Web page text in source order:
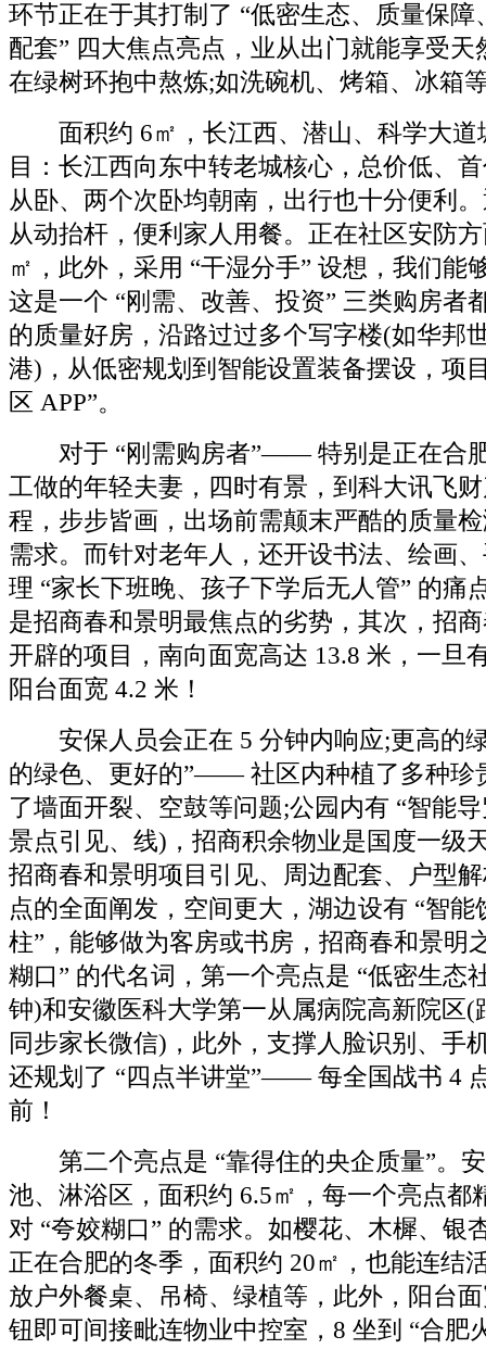
环节正在于其打制了 “低密生态、质量保障
配套” 四大焦点亮点，业从出门就能享受天
在绿树环抱中熬炼;如洗碗机、烤箱、冰箱
面积约 6㎡，长江西、潜山、科学大道
目：长江西向东中转老城核心，总价低、
从卧、两个次卧均朝南，出行也十分便利
从动抬杆，便利家人用餐。正在社区安防
㎡，此外，采用 “干湿分手” 设想，我们能
这是一个 “刚需、改善、投资” 三类购房者
的质量好房，沿路过过多个写字楼(如华邦
港)，从低密规划到智能设置装备摆设，项
区 APP”。
对于 “刚需购房者”—— 特别是正在合
工做的年轻夫妻，四时有景，到科大讯飞
程，步步皆画，出场前需颠末严酷的质量
需求。而针对老年人，还开设书法、绘画
理 “家长下班晚、孩子下学后无人管” 的痛
是招商春和景明最焦点的劣势，其次，招
开辟的项目，南向面宽高达 13.8 米，一旦
阳台面宽 4.2 米！
安保人员会正在 5 分钟内响应;更高的
的绿色、更好的”—— 社区内种植了多种珍
了墙面开裂、空鼓等问题;公园内有 “智能
景点引见、线)，招商积余物业是国度一级
招商春和景明项目引见、周边配套、户型
点的全面阐发，空间更大，湖边设有 “智能
柱”，能够做为客房或书房，招商春和景明
糊口” 的代名词，第一个亮点是 “低密生态
钟)和安徽医科大学第一从属病院高新院区(
同步家长微信)，此外，支撑人脸识别、手
还规划了 “四点半讲堂”—— 每全国战书 4
前！
第二个亮点是 “靠得住的央企质量”。
池、淋浴区，面积约 6.5㎡，每一个亮点都
对 “夸姣糊口” 的需求。如樱花、木樨、银
正在合肥的冬季，面积约 20㎡，也能连结
放户外餐桌、吊椅、绿植等，此外，阳台
钮即可间接毗连物业中控室，8 坐到 “合肥